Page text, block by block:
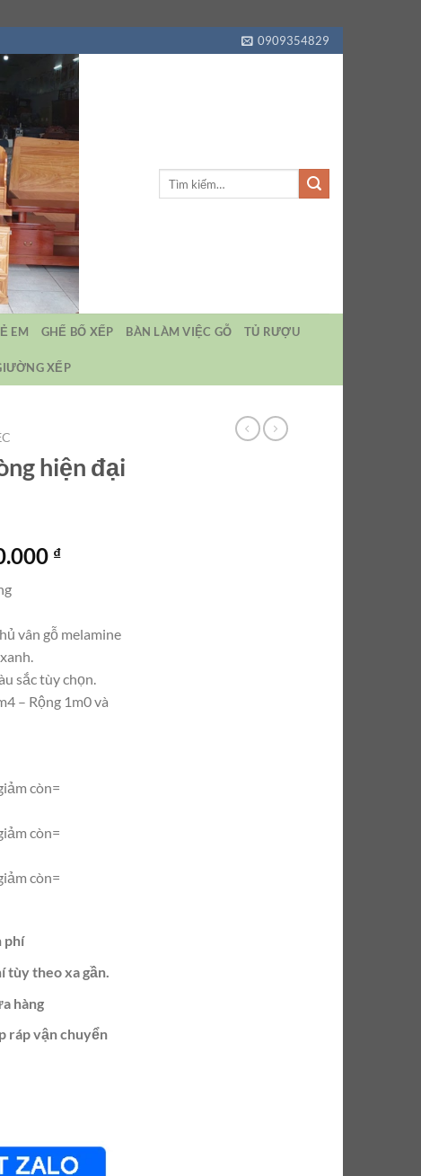
0909354829
EM GHẾ BỐ XẾP BÀN LÀM VIỆC GỖ TỦ RƯỢU
XẾP
hiện đại
₫Giá
4.900.000 ₫.
vân gỗ melamine
sắc tùy chọn.
– Rộng 1m0 và
còn=
còn=
còn=
phí
tùy theo xa gần.
hàng
ráp vận chuyển